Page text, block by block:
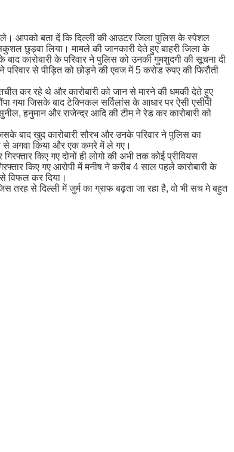
ले। आपको बता दें कि दिल्ली की आउटर जिला पुलिस के स्पेशल
छुड़वा लिया। मामले की जानकारी देते हुए बाहरी जिला के
कारोबारी के परिवार ने पुलिस को उनकी गुमशुदगी की सूचना दी
से पीड़ित को छोड़ने की एवज में 5 करोड रुपए की फिरौती
कर रहे थे और कारोबारी को जान से मारने की धमकी देते हुए
गया जिसके बाद टेक्निकल सर्विलांस के आधार पर ऐसी एसीपी
हनुमान और राजेन्द्र आदि की टीम ने रेड कर कारोबारी को
बाद खुद कारोबारी सौरभ और उनके परिवार ने पुलिस का
से अगवा किया और एक कमरे में ले गए।
किए गए दोनों ही लोगो की अभी तक कोई प्रीवियस
किए गए आरोपी में मनीष ने करीब 4 साल पहले कारोबारी के
विफल कर दिया।
से दिल्ली में जुर्म का ग्राफ बढ़ता जा रहा है, वो भी सच मे बहुत